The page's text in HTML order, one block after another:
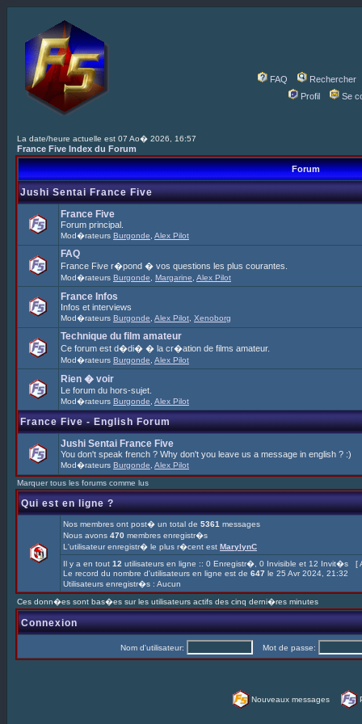
FAQ
Rechercher
Profil
Se
La date/heure actuelle est 07 Ao� 2026, 16:57
France Five Index du Forum
Forum
Jushi Sentai France Five
France Five
Forum principal.
Mod�rateurs Burgonde Alex Pilot
FAQ
France Five r�pond � vos questions les plus courantes.
Mod�rateurs Burgonde Margarine Alex Pilot
France Infos
Infos et interviews
Mod�rateurs Burgonde Alex Pilot Xenoborg
Technique du film amateur
Ce forum est d�di� � la cr�ation de films amateur.
Mod�rateurs Burgonde Alex Pilot
Rien � voir
Le forum du hors-sujet.
Mod�rateurs Burgonde Alex Pilot
France Five - English Forum
Jushi Sentai France Five
You don't speak french ? Why don't you leave us a message in english ? :)
Mod�rateurs Burgonde Alex Pilot
Marquer tous les forums comme lus
Qui est en ligne ?
Nos membres ont post� un total de 5361 messages
Nous avons 470 membres enregistr�s
L'utilisateur enregistr� le plus r�cent est MarylynC
Il y a en tout 12 utilisateurs en ligne :: 0 Enregistr�, 0 Invisible et 12 Invit�s [
Le record du nombre d'utilisateurs en ligne est de 647 le 25 Avr 2024, 21:32
Utilisateurs enregistr�s : Aucun
Ces donn�es sont bas�es sur les utilisateurs actifs des cinq derni�res minutes
Connexion
Nom d'utilisateur: Mot de passe:
Nouveaux messages